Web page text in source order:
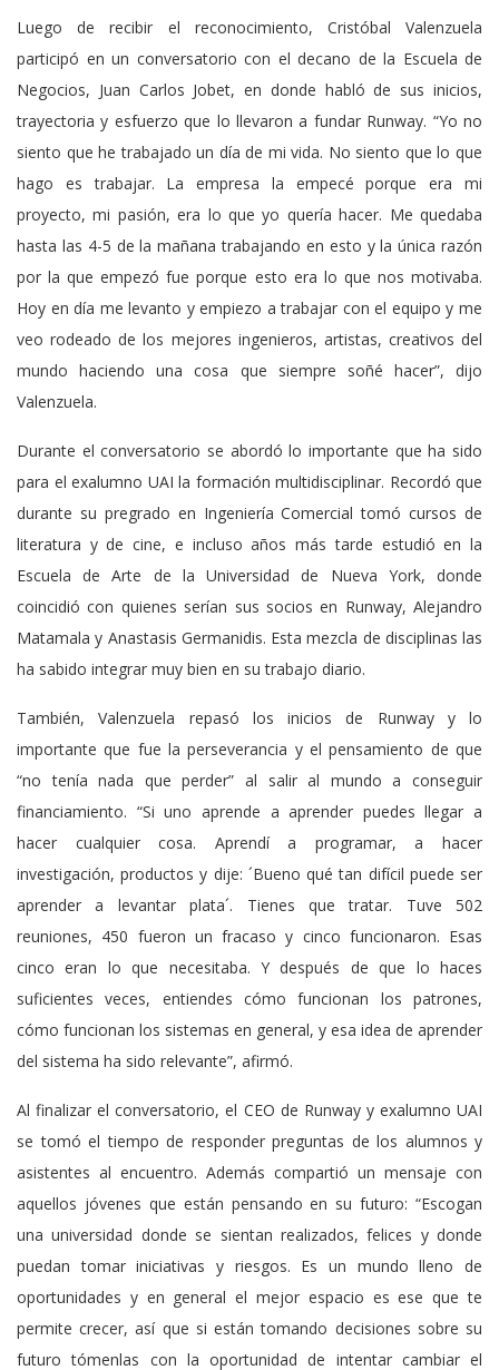
Luego de recibir el reconocimiento, Cristóbal Valenzuela
participó en un conversatorio con el decano de la Escuela de
Negocios, Juan Carlos Jobet, en donde habló de sus inicios,
trayectoria y esfuerzo que lo llevaron a fundar Runway. “Yo no
siento que he trabajado un día de mi vida. No siento que lo que
hago es trabajar. La empresa la empecé porque era mi
proyecto, mi pasión, era lo que yo quería hacer. Me quedaba
hasta las 4-5 de la mañana trabajando en esto y la única razón
por la que empezó fue porque esto era lo que nos motivaba.
Hoy en día me levanto y empiezo a trabajar con el equipo y me
veo rodeado de los mejores ingenieros, artistas, creativos del
mundo haciendo una cosa que siempre soñé hacer”, dijo
Valenzuela.
Durante el conversatorio se abordó lo importante que ha sido
para el exalumno UAI la formación multidisciplinar. Recordó que
durante su pregrado en Ingeniería Comercial tomó cursos de
literatura y de cine, e incluso años más tarde estudió en la
Escuela de Arte de la Universidad de Nueva York, donde
coincidió con quienes serían sus socios en Runway, Alejandro
Matamala y Anastasis Germanidis. Esta mezcla de disciplinas las
ha sabido integrar muy bien en su trabajo diario.
También, Valenzuela repasó los inicios de Runway y lo
importante que fue la perseverancia y el pensamiento de que
“no tenía nada que perder” al salir al mundo a conseguir
financiamiento. “Si uno aprende a aprender puedes llegar a
hacer cualquier cosa. Aprendí a programar, a hacer
investigación, productos y dije: ´Bueno qué tan difícil puede ser
aprender a levantar plata´. Tienes que tratar. Tuve 502
reuniones, 450 fueron un fracaso y cinco funcionaron. Esas
cinco eran lo que necesitaba. Y después de que lo haces
suficientes veces, entiendes cómo funcionan los patrones,
cómo funcionan los sistemas en general, y esa idea de aprender
del sistema ha sido relevante”, afirmó.
Al finalizar el conversatorio, el CEO de Runway y exalumno UAI
se tomó el tiempo de responder preguntas de los alumnos y
asistentes al encuentro. Además compartió un mensaje con
aquellos jóvenes que están pensando en su futuro: “Escogan
una universidad donde se sientan realizados, felices y donde
puedan tomar iniciativas y riesgos. Es un mundo lleno de
oportunidades y en general el mejor espacio es ese que te
permite crecer, así que si están tomando decisiones sobre su
futuro tómenlas con la oportunidad de intentar cambiar el